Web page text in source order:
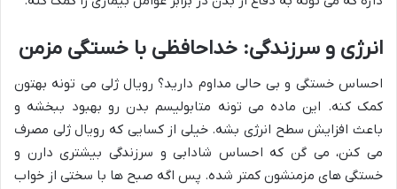
انرژی و سرزندگی: خداحافظی با خستگی مزمن
احساس خستگی و بی حالی مداوم دارید؟ رویال ژلی می تونه بهتون
کمک کنه. این ماده می تونه متابولیسم بدن رو بهبود ببخشه و
باعث افزایش سطح انرژی بشه. خیلی از کسایی که رویال ژلی مصرف
می کنن، می گن که احساس شادابی و سرزندگی بیشتری دارن و
خستگی های مزمنشون کمتر شده. پس اگه صبح ها با سختی از خواب